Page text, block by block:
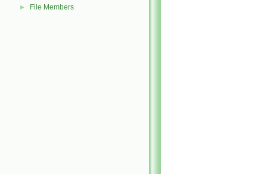
► File Members